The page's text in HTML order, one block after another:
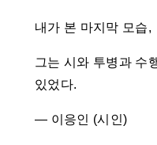
내가 본 마지막 모습,
그는 시와 투병과 수
있었다.
― 이응인 (시인)